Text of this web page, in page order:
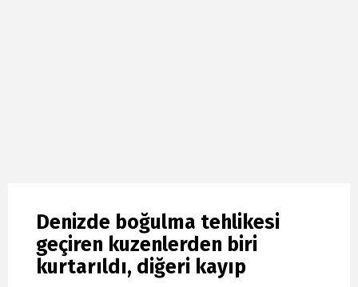
Denizde boğulma tehlikesi
geçiren kuzenlerden biri
kurtarıldı, diğeri kayıp